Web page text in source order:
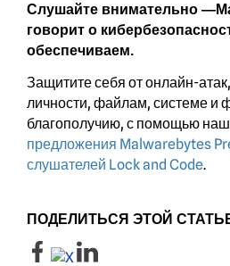
Слушайте внимательно
говорит о
обеспечиваем.
Защитите себя от онлайн-
личности, файлам, системе и
благополучию, с помощью
предложения Malwarebytes
слушателей Lock and Code.
ПОДЕЛИТЬСЯ ЭТОЙ